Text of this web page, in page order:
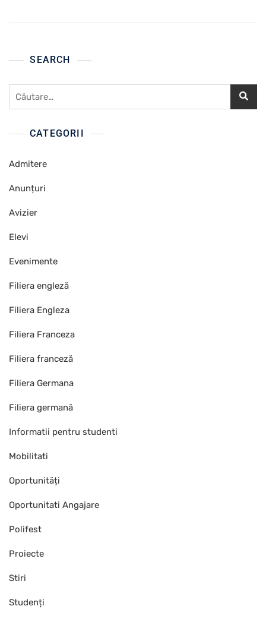
SEARCH
CATEGORII
Admitere
Anunțuri
Avizier
Elevi
Evenimente
Filiera engleză
Filiera Engleza
Filiera Franceza
Filiera franceză
Filiera Germana
Filiera germană
Informatii pentru studenti
Mobilitati
Oportunități
Oportunitati Angajare
Polifest
Proiecte
Stiri
Studenți